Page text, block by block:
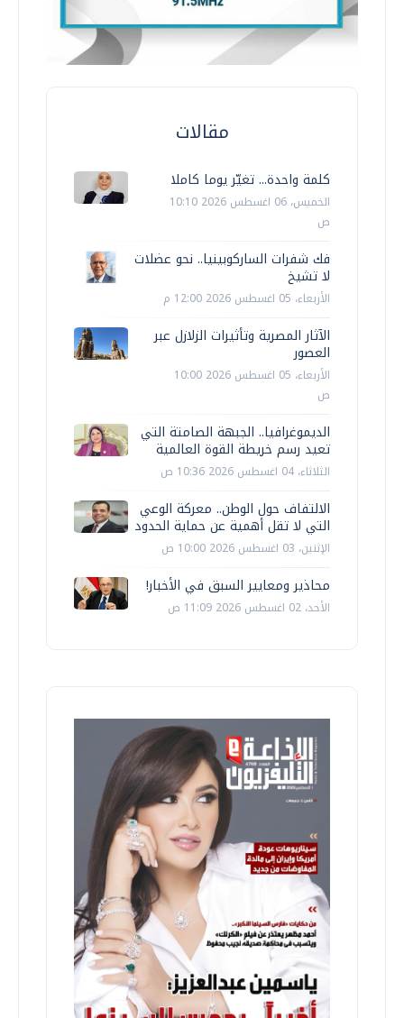
مقالات
كلمة واحدة... تغيّر يوما كاملا
الخميس، 06 اغسطس 2026 10:10
ص
فك شفرات الساركوبينيا.. نحو عضلات
لا تشيخ
الأربعاء، 05 اغسطس 2026 12:00 م
الآثار المصرية وتأثيرات الزلازل عبر
العصور
الأربعاء، 05 اغسطس 2026 10:00
ص
الديموغرافيا.. الجبهة الصامتة التي
تعيد رسم خريطة القوة العالمية
الثلاثاء، 04 اغسطس 2026 10:36 ص
الالتفاف حول الوطن.. معركة الوعي
التي لا تقل أهمية عن حماية الحدود
الإثنين، 03 اغسطس 2026 10:00 ص
محاذير ومعايير السبق في الأخبار!
الأحد، 02 اغسطس 2026 11:09 ص